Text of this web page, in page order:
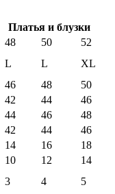
Платья и блузки
48 50
52
L L
XL
46 48
50
42 44
46
44 46
48
42 44
46
14 16
18
10 12
14
3 4
5